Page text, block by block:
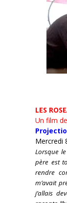
LES
Un film
Mercredi
Lorsque
père est
rendre
m’avait
j’allais